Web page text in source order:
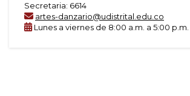
Secretaria: 6614
artes-danzario@udistrital.edu.co
Lunes a viernes de 8:00 a.m. a 5:00 p.m.